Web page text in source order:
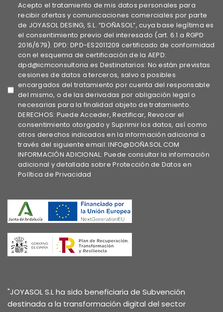
Acepto el tratamiento de mis datos personales para
recibir ofertas y comunicaciones comerciales por parte
de JOYASOL DESING, S.L. “DOÑASOL”, cuya base legítima es
el consentimiento previo del interesado (art. 6.1.a RGPD
2016/679). DPD: DPD-ES2011209 certificado de conformidad
con el esquema de certificación de la AEPD:
dpd@icmconsultoria.es Destinatarios: No están previstas
cesiones de datos a terceros, salvo a posibles
encargados del tratamiento por cuenta del responsable
del mismo, o de las derivadas por obligación legal o
necesarias para la finalidad objeto de tratamiento.
DERECHOS: Puede Acceder, Rectificar, Revocar el
consentimiento otorgado y Suprimir los datos, así como
otros derechos indicados en la información adicional a
través del siguiente email: INFO@DOÑASOL.COM
INFORMACIÓN ADICIONAL: Puede consultar la información
adicional y detallada sobre Protección de Datos en
Política de Privacidad
"JOYASOL S.L ha sido beneficiaria de Subvención
destinada a la transformación digital del sector